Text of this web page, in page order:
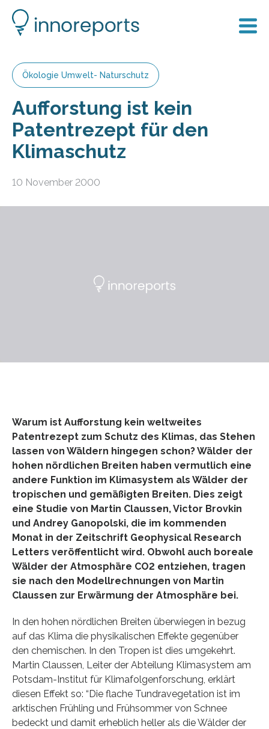
Ökologie Umwelt- Naturschutz
Aufforstung ist kein
Patentrezept für den
Klimaschutz
10 November 2000
Warum ist Aufforstung kein weltweites
Patentrezept zum Schutz des Klimas, das Stehen
lassen von Wäldern hingegen schon? Wälder der
hohen nördlichen Breiten haben vermutlich eine
andere Funktion im Klimasystem als Wälder der
tropischen und gemäßigten Breiten. Dies zeigt
eine Studie von Martin Claussen, Victor Brovkin
und Andrey Ganopolski, die im kommenden
Monat in der Zeitschrift Geophysical Research
Letters veröffentlicht wird. Obwohl auch boreale
Wälder der Atmosphäre CO2 entziehen, tragen
sie nach den Modellrechnungen von Martin
Claussen zur Erwärmung der Atmosphäre bei.
In den hohen nördlichen Breiten überwiegen in bezug
auf das Klima die physikalischen Effekte gegenüber
den chemischen. In den Tropen ist dies umgekehrt.
Martin Claussen, Leiter der Abteilung Klimasystem am
Potsdam-Institut für Klimafolgenforschung, erklärt
diesen Effekt so: “Die flache Tundravegetation ist im
arktischen Frühling und Frühsommer von Schnee
bedeckt und damit erheblich heller als die Wälder der